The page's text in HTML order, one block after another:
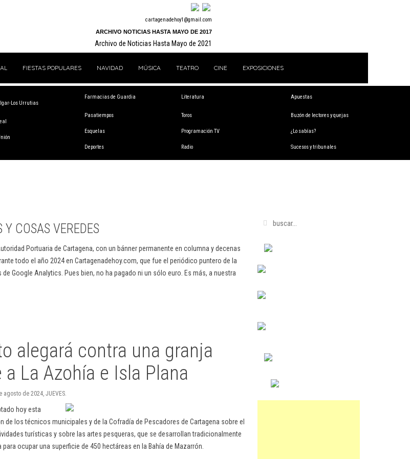
cartagenadehoy1@gmail.com
ARCHIVO NOTICIAS HASTA MAYO DE 2017
Archivo de Noticias Hasta Mayo de 2021
FIESTAS POPULARES NAVIDAD MÚSICA TEATRO CINE EXPOSICIONES
Los Urrutias
Farmacias de Guardia
Pasatiempos
Esquelas
Deportes
Literatura
Toros
Programación TV
Radio
Apuestas
Buzón de lectores y quejas
¿Lo sabías?
Sucesos y tribunales
Y COSAS VEREDES
Portuaria de Cartagena, con un bánner permanente en columna y decenas
todo el año 2024 en Cartagenadehoy.com, que fue el periódico puntero de la
Google Analytics. Pues bien, no ha pagado ni un sólo euro. Es más, a nuestra
alegará contra una granja
La Azohía e Isla Plana
de 2024, JUEVES.
hoy esta
los técnicos municipales y de la Cofradía de Pescadores de Cartagena sobre el
turísticas y sobre las artes pesqueras, que se desarrollan tradicionalmente
ocupar una superficie de 450 hectáreas en la Bahía de Mazarrón.